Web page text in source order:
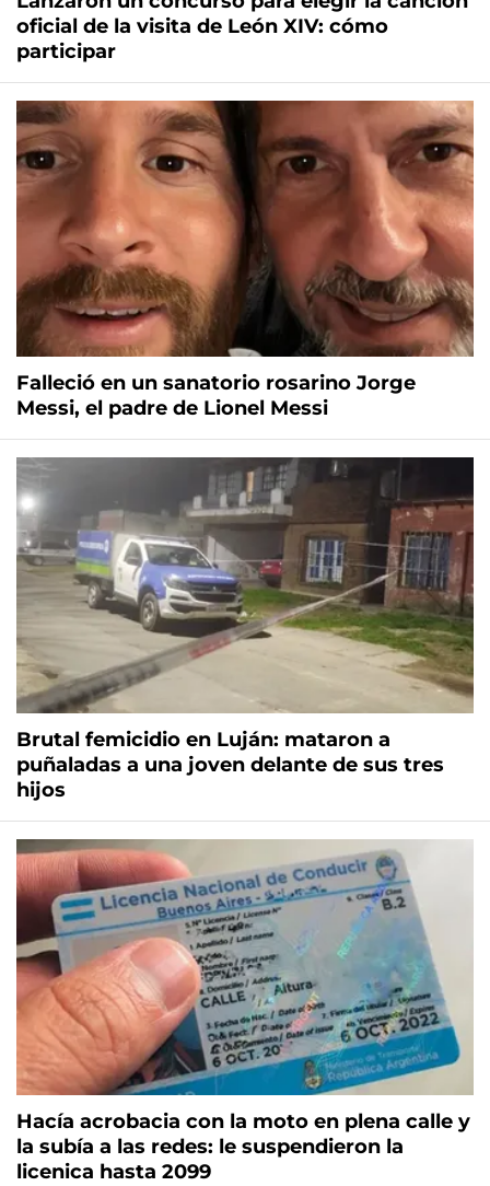
oficial de la visita de León XIV: cómo
participar
Falleció en un sanatorio rosarino Jorge
Messi, el padre de Lionel Messi
Brutal femicidio en Luján: mataron a
puñaladas a una joven delante de sus tres
hijos
Hacía acrobacia con la moto en plena calle y
la subía a las redes: le suspendieron la
licenica hasta 2099